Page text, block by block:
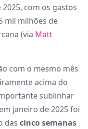
com os gastos
mil milhões de
(via Matt
com o mesmo mês
acima do
sublinhar
janeiro de 2025 foi
das cinco semanas